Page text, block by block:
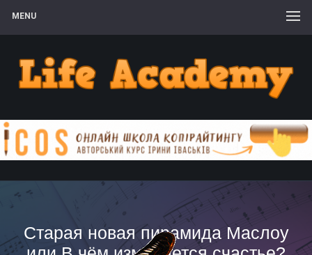
MENU
Старая новая пирамида Маслоу